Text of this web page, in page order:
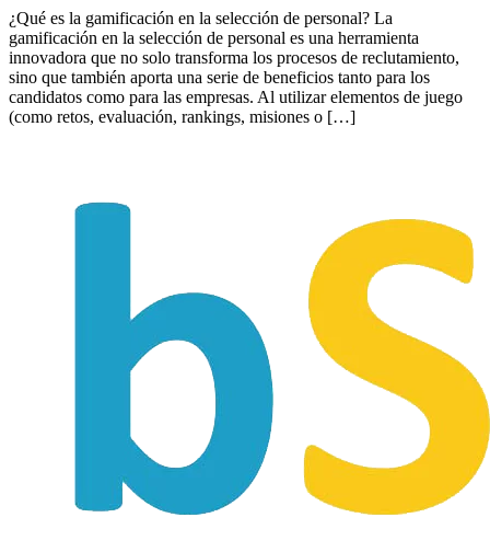
¿Qué es la gamificación en la selección de personal? La
gamificación en la selección de personal es una herramienta
innovadora que no solo transforma los procesos de reclutamiento,
sino que también aporta una serie de beneficios tanto para los
candidatos como para las empresas. Al utilizar elementos de juego
(como retos, evaluación, rankings, misiones o […]